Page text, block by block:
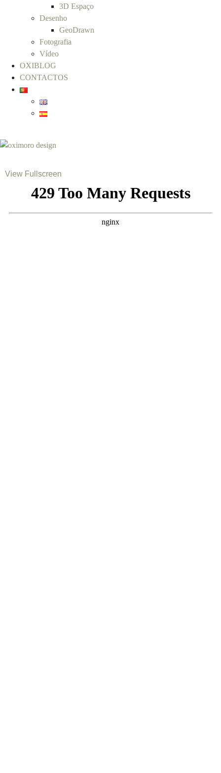
3D Espaço
Desenho
GeoDrawn
Fotografia
Vídeo
OXIBLOG
CONTACTOS
View Fullscreen